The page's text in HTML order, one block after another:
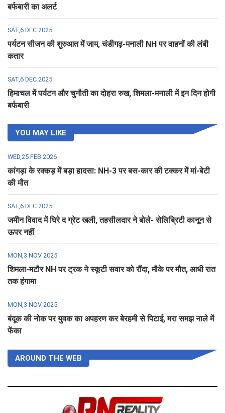
बर्फबारी का अलर्ट
SAT,6 DEC 2025
पर्यटन सीजन की शुरुआत में जाम, चंडीगढ़-मनाली NH पर वाहनों की लंबी
कतार
SAT,6 DEC 2025
हिमाचल में पर्यटन और चुनौती का दोहरा रुख, शिमला-मनाली में इन दिन होगी
बर्फबारी
YOU MAY LIKE
WED,25 FEB 2026
कांगड़ा के रक्कड़ में बड़ा हादसा: NH-3 पर बस-कार की टक्कर में मां-बेटी
की मौत
SAT,6 DEC 2025
जमीन विवाद में घिरे द ग्रेट खली, तहसीलदार ने बोले- सेलिब्रिटी कानून से
ऊपर नहीं
MON,3 NOV 2025
शिमला-मटौर NH पर ट्रक ने स्कूटी सवार को रौंदा, मौके पर मौत, आधी रात
तक हंगामा
MON,3 NOV 2025
बंदूक की नोक पर युवक का अपहरण कर बेरहमी से पिटाई, मरा समझ नाले में
फेंका
AROUND THE WEB